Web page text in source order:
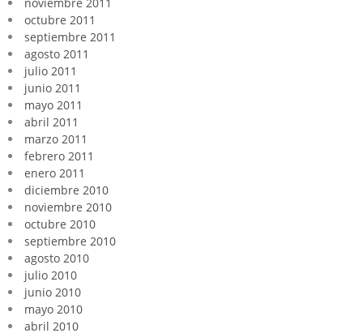
octubre 2011
septiembre 2011
agosto 2011
julio 2011
junio 2011
mayo 2011
abril 2011
marzo 2011
febrero 2011
enero 2011
diciembre 2010
noviembre 2010
octubre 2010
septiembre 2010
agosto 2010
julio 2010
junio 2010
mayo 2010
abril 2010